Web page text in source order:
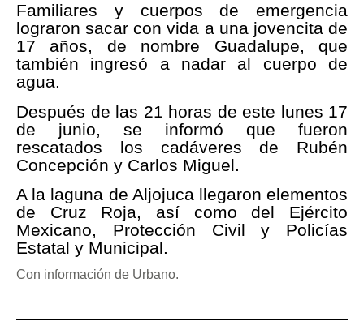
Familiares y cuerpos de emergencia
lograron sacar con vida a una jovencita de
17 años, de nombre Guadalupe, que
también ingresó a nadar al cuerpo de
agua.
Después de las 21 horas de este lunes 17
de junio, se informó que fueron
rescatados los cadáveres de Rubén
Concepción y Carlos Miguel.
A la laguna de Aljojuca llegaron elementos
de Cruz Roja, así como del Ejército
Mexicano, Protección Civil y Policías
Estatal y Municipal.
Con información de Urbano.